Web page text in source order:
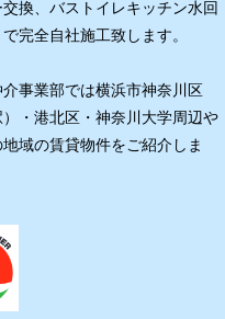
交換、バストイレキッチン水回
完全自社施工致します。
事業部では横浜市神奈川区
）・港北区・神奈川大学周辺や
域の賃貸物件をご紹介しま